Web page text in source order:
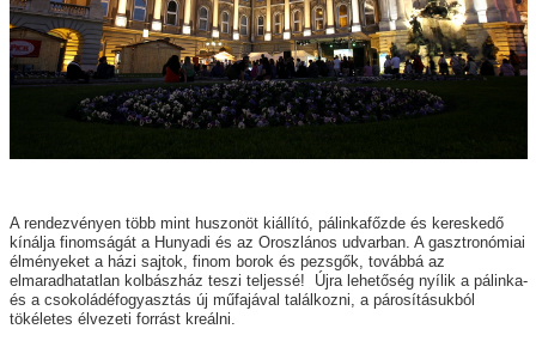
A rendezvényen több mint huszonöt kiállító, pálinkafőzde és kereskedő
kínálja finomságát a Hunyadi és az Oroszlános udvarban. A gasztronómiai
élményeket a házi sajtok, finom borok és pezsgők, továbbá az
elmaradhatatlan kolbászház teszi teljessé! Újra lehetőség nyílik a pálinka-
és a csokoládéfogyasztás új műfajával találkozni, a párosításukból
tökéletes élvezeti forrást kreálni.